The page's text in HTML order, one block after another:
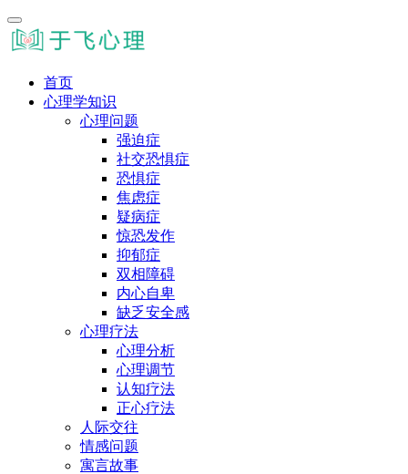
首页
心理学知识
心理问题
强迫症
社交恐惧症
恐惧症
焦虑症
疑病症
惊恐发作
抑郁症
双相障碍
内心自卑
缺乏安全感
心理疗法
心理分析
心理调节
认知疗法
正心疗法
人际交往
情感问题
寓言故事